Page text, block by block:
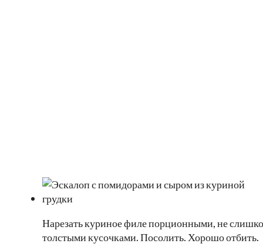
Нарезать куриное филе порционными, не
толстыми кусочками. Посолить. Хорошо отбить.